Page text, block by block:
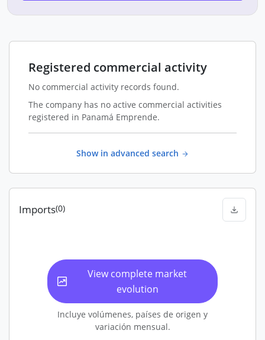
Registered commercial activity
No commercial activity records found.
The company has no active commercial activities
registered in Panamá Emprende.
Show in advanced search
Imports(0)
View complete market
evolution
Incluye volúmenes, países de origen y
variación mensual.